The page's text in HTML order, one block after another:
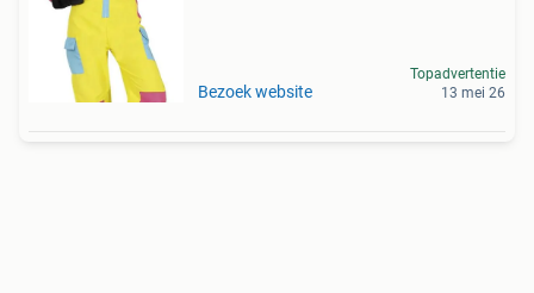
Bezoek website
Topadvertentie
13 mei 26